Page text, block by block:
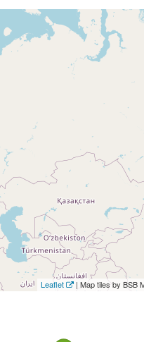
Leaflet | Map tiles by BSB